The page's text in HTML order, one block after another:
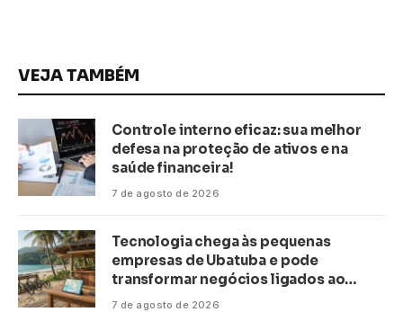
VEJA TAMBÉM
Controle interno eficaz: sua melhor
defesa na proteção de ativos e na
saúde financeira!
7 de agosto de 2026
Tecnologia chega às pequenas
empresas de Ubatuba e pode
transformar negócios ligados ao
turismo no litoral
7 de agosto de 2026